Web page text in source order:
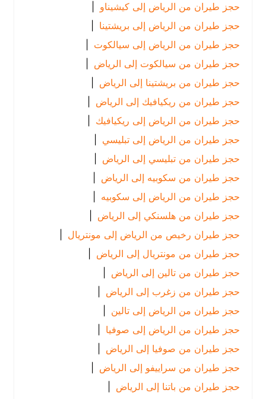
حجز طيران من الرياض إلى كيشيناو |
حجز طيران من الرياض إلى بريشتينا |
حجز طيران من الرياض إلى سيالكوت |
حجز طيران من سيالكوت إلى الرياض
|
حجز طيران من بريشتينا إلى الرياض
|
حجز طيران من ريكيافيك إلى الرياض
|
حجز طيران من الرياض إلى ريكيافيك |
حجز طيران من الرياض إلى تبليسي |
حجز طيران من تبليسي إلى الرياض
|
حجز طيران من سكوبيه إلى الرياض
|
حجز طيران من الرياض إلى سكوبيه |
حجز طيران من هلسنكي إلى الرياض
|
حجز طيران رخيص من الرياض إلى مونتريال |
حجز طيران من مونتريال إلى الرياض
|
حجز طيران من تالين إلى الرياض
|
حجز طيران من زغرب إلى الرياض
|
حجز طيران من الرياض إلى تالين
|
حجز طيران من الرياض إلى صوفيا
|
حجز طيران من صوفيا إلى الرياض
|
حجز طيران من سراييفو إلى الرياض
|
حجز طيران من باتنا إلى الرياض
|